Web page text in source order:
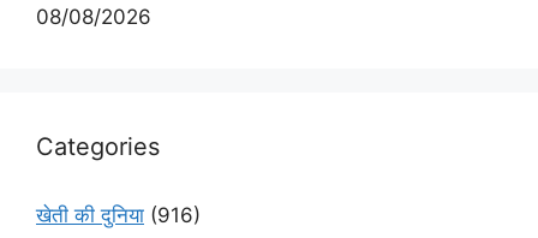
08/08/2026
Categories
खेती की दुनिया (916)